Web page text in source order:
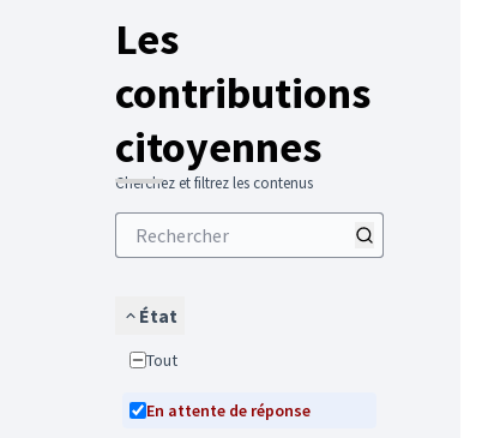
Les
contributions
citoyennes
Cherchez et filtrez les contenus
État
Tout
En attente de réponse